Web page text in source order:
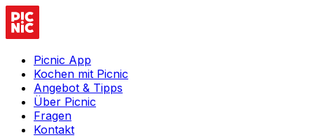
Picnic App
Kochen mit Picnic
Angebot & Tipps
Über Picnic
Fragen
Kontakt